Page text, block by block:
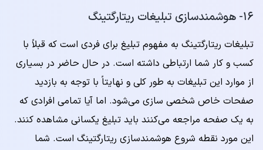
۱۶- هوشمندسازی تبلیغات ریتارگتینگ
تبلیغات ریتارگتینگ به مفهوم تبلیغ برای فردی است که قبلاً با
کسب و کار شما ارتباطی داشته است. در حال حاضر در بسیاری
از موارد این تبلیغات به طور کلی و نهایتاً با توجه به بازدید
صفحات خاص شخصی سازی می‌شود. اما آیا تمامی افرادی که
به یک صفحه مراجعه می‌کنند باید تبلیغ یکسانی مشاهده کنند.
این مورد نقطه شروع هوشمندسازی ریتارگتینگ است. شما